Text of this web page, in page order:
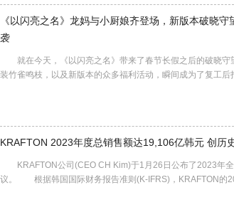
《以闪亮之名》龙妈与小厨娘齐登场，新版本破晓守
袭
就在今天，《以闪亮之名》带来了春节长假之后的破晓守
装竹雀鸣枝，以及新版本的众多福利活动，瞬间成为了复
KRAFTON 2023年度总销售额达19,106亿韩元 创历
KRAFTON公司(CEO CH Kim)于1月26日公布了2023年全
议。 根据韩国国际财务报告准则(K-IFRS)，KRAFTON的